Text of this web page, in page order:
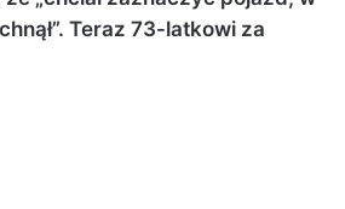
Teraz 73-latkowi za